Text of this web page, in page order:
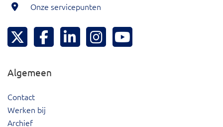
Onze servicepunten
Hoeksche Waard Twitter
Hoeksche Waard Facebook
Hoeksche Waard LinkedIn
Hoeksche Waard Instagram
Algemeen
Contact
Werken bij
Archief